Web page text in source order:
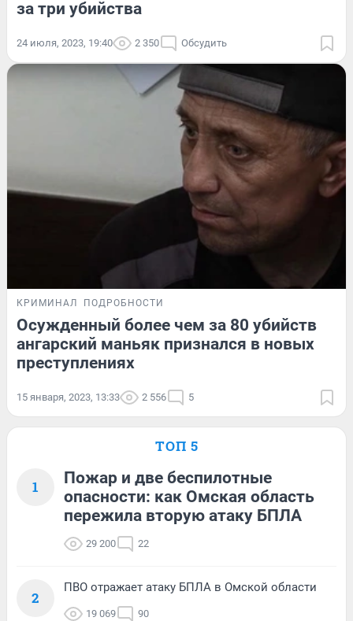
за три убийства
24 июля, 2023, 19:40 2 350 Обсудить
КРИМИНАЛ ПОДРОБНОСТИ
Осужденный более чем за 80 убийств
ангарский маньяк признался в новых
преступлениях
15 января, 2023, 13:33 2 556 5
ТОП 5
1
Пожар и две беспилотные
опасности: как Омская область
пережила вторую атаку БПЛА
29 200 22
2
ПВО отражает атаку БПЛА в Омской области
19 069 90